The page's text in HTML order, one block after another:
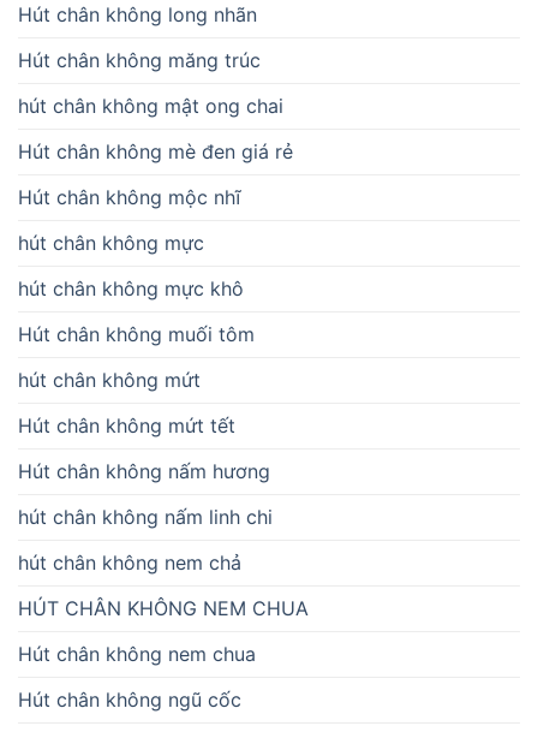
Hút chân không long nhãn
Hút chân không măng trúc
hút chân không mật ong chai
Hút chân không mè đen giá rẻ
Hút chân không mộc nhĩ
hút chân không mực
hút chân không mực khô
Hút chân không muối tôm
hút chân không mứt
Hút chân không mứt tết
Hút chân không nấm hương
hút chân không nấm linh chi
hút chân không nem chả
HÚT CHÂN KHÔNG NEM CHUA
Hút chân không nem chua
Hút chân không ngũ cốc